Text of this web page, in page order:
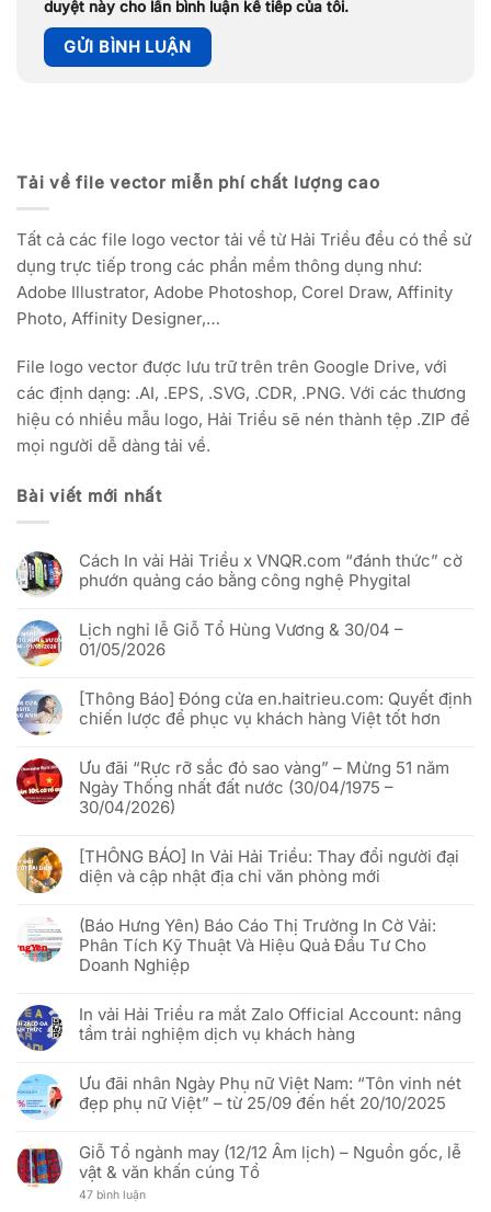
duyệt này cho lần bình luận kế tiếp của tôi.
Tải về file vector miễn phí chất lượng cao
Tất cả các file logo vector tải về từ Hải Triều đều có thể sử
dụng trực tiếp trong các phần mềm thông dụng như:
Adobe Illustrator, Adobe Photoshop, Corel Draw, Affinity
Photo, Affinity Designer,…
File logo vector được lưu trữ trên trên Google Drive, với
các định dạng: .AI, .EPS, .SVG, .CDR, .PNG. Với các thương
hiệu có nhiều mẫu logo, Hải Triều sẽ nén thành tệp .ZIP để
mọi người dễ dàng tải về.
Bài viết mới nhất
Cách In vải Hải Triều x VNQR.com “đánh thức” cờ
phướn quảng cáo bằng công nghệ Phygital
bình
luận
ở
vải
Hải
Triều
“đánh
thức”
cờ
phướn
quảng
công
nghệ
Phygital
Lịch nghỉ lễ Giỗ Tổ Hùng Vương & 30/04 –
01/05/2026
bình
luận
ở
lễ
Giỗ
Tổ
Hùng
Vương
01/05/2026
[Thông Báo] Đóng cửa en.haitrieu.com: Quyết định
chiến lược để phục vụ khách hàng Việt tốt hơn
bình
luận
ở
[Thông
Báo]
en.haitrieu.com:
Quyết
định
để
phục
vụ
khách
hơn
Ưu đãi “Rực rỡ sắc đỏ sao vàng” – Mừng 51 năm
Ngày Thống nhất đất nước (30/04/1975 –
30/04/2026)
bình
luận
ở
“Rực
rỡ
sắc
đỏ
sao
Mừng
51
năm
nhất
đất
nước
(30/04/1975
30/04/2026)
[THÔNG BÁO] In Vải Hải Triều: Thay đổi người đại
diện và cập nhật địa chỉ văn phòng mới
bình
luận
ở
[THÔNG
BÁO]
Hải
Triều:
Thay
đại
diện
và
địa
chỉ
văn
phòng
mới
(Báo Hưng Yên) Báo Cáo Thị Trường In Cờ Vải:
Phân Tích Kỹ Thuật Và Hiệu Quả Đầu Tư Cho
Doanh Nghiệp
bình
luận
ở
Yên)
Báo
Cáo
Thị
In
Cờ
Vải:
Phân
Tích
In vải Hải Triều ra mắt Zalo Official Account: nâng
tầm trải nghiệm dịch vụ khách hàng
bình
luận
ở
Hải
Triều
ra
mắt
Zalo
Ưu đãi nhân Ngày Phụ nữ Việt Nam: “Tôn vinh nét
đẹp phụ nữ Việt” – từ 25/09 đến hết 20/10/2025
bình
luận
ở
Ưu
đãi
Giỗ Tổ ngành may (12/12 Âm lịch) – Nguồn gốc, lễ
vật & văn khấn cúng Tổ
47 bình luậnở